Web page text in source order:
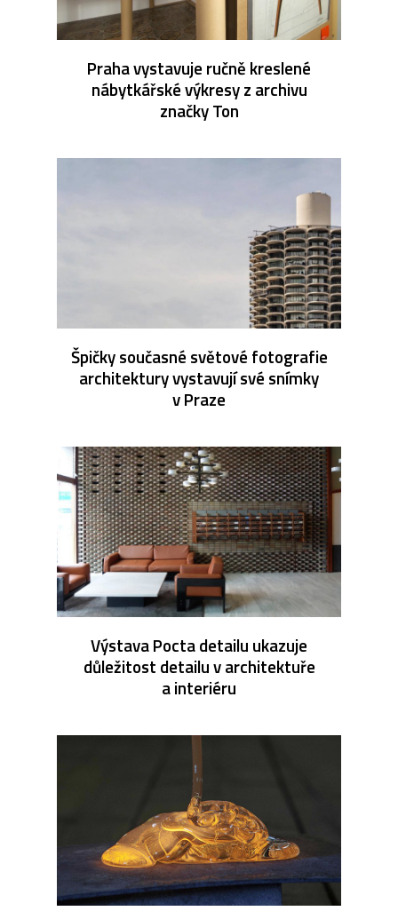
Praha vystavuje ručně kreslené
nábytkářské výkresy z archivu
značky Ton
Špičky současné světové fotografie
architektury vystavují své snímky
v Praze
Výstava Pocta detailu ukazuje
důležitost detailu v architektuře
a interiéru